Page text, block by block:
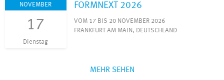
NOVEMBER
17
Dienstag
FORMNEXT 2026
VOM 17 BIS 20 NOVEMBER 2026
FRANKFURT AM MAIN, DEUTSCHLAND
MEHR SEHEN